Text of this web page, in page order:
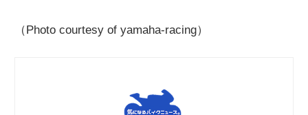
（Photo courtesy of yamaha-racing）